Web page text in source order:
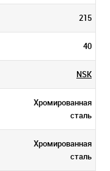
215
40
NSK
Хромированная
сталь
Хромированная
сталь